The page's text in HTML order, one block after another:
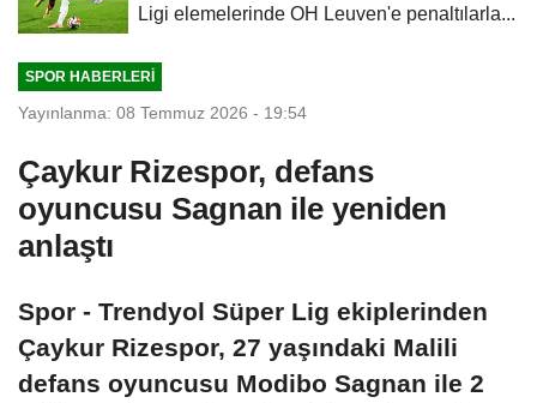
Ligi elemelerinde OH Leuven'e penaltılarla...
SPOR HABERLERI
Yayınlanma: 08 Temmuz 2026 - 19:54
Çaykur Rizespor, defans
oyuncusu Sagnan ile yeniden
anlaştı
Spor - Trendyol Süper Lig ekiplerinden
Çaykur Rizespor, 27 yaşındaki Malili
defans oyuncusu Modibo Sagnan ile 2